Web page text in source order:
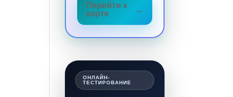
Перейти к
карте
ОНЛАЙН-
ТЕСТИРОВАНИЕ